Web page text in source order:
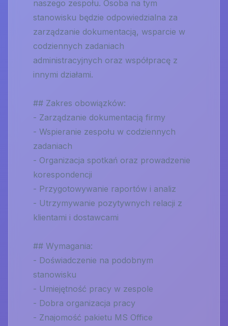
naszego zespołu. Osoba na tym
stanowisku będzie odpowiedzialna za
zarządzanie dokumentacją, wsparcie w
codziennych zadaniach
administracyjnych oraz współpracę z
innymi działami.
## Zakres obowiązków:
- Zarządzanie dokumentacją firmy
- Wspieranie zespołu w codziennych
zadaniach
- Organizacja spotkań oraz prowadzenie
korespondencji
- Przygotowywanie raportów i analiz
- Utrzymywanie pozytywnych relacji z
klientami i dostawcami
## Wymagania:
- Doświadczenie na podobnym
stanowisku
- Umiejętność pracy w zespole
- Dobra organizacja pracy
- Znajomość pakietu MS Office